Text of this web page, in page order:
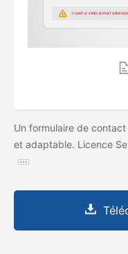
Un formulaire de
et adaptable. Licence